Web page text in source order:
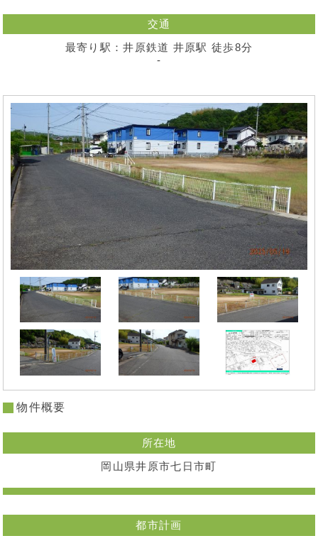
交通
最寄り駅：井原鉄道 井原駅 徒歩8分
-
物件概要
所在地
岡山県井原市七日市町
都市計画